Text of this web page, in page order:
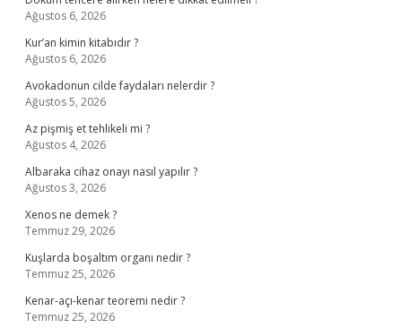
Ağustos 6, 2026
Kur’an kimin kitabıdır ?
Ağustos 6, 2026
Avokadonun cilde faydaları nelerdir ?
Ağustos 5, 2026
Az pişmiş et tehlikeli mi ?
Ağustos 4, 2026
Albaraka cihaz onayı nasıl yapılır ?
Ağustos 3, 2026
Xenos ne demek ?
Temmuz 29, 2026
Kuşlarda boşaltım organı nedir ?
Temmuz 25, 2026
Kenar-açı-kenar teoremi nedir ?
Temmuz 25, 2026